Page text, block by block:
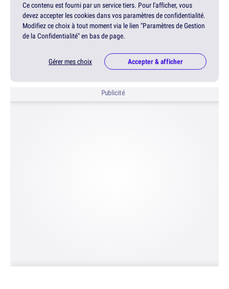
Ce contenu est fourni par un service tiers. Pour l'afficher, vous
devez accepter les cookies dans vos paramètres de confidentialité.
Modifiez ce choix à tout moment via le lien "Paramètres de Gestion
de la Confidentialité" en bas de page.
Gérer mes choix Accepter & afficher
Publicité